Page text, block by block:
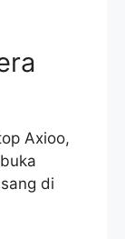
Axioo,
di